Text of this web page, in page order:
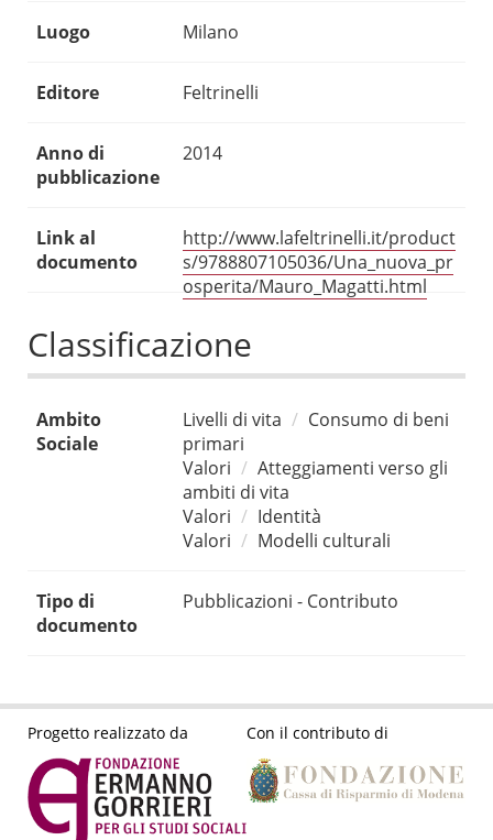
Luogo Milano
Editore Feltrinelli
Anno di
pubblicazione
2014
Link al
documento
http://www.lafeltrinelli.it/product
s/9788807105036/Una_nuova_pr
osperita/Mauro_Magatti.html
Classificazione
Ambito
Sociale
Livelli di vita
Consumo di beni
primari
Valori
Atteggiamenti verso gli
ambiti di vita
Valori
Identità
Valori
Modelli culturali
Tipo di
documento
Pubblicazioni - Contributo
Progetto realizzato da Con il contributo di